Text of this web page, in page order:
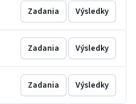
Zadania Výsledky
Zadania Výsledky
Zadania Výsledky